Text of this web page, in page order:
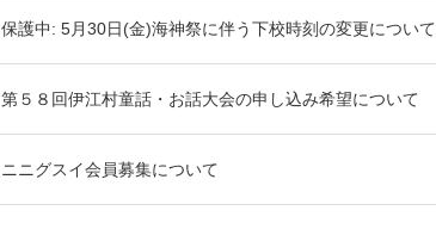
保護中: 5月30日(金)海神祭に伴う下校時刻の変更について
第５８回伊江村童話・お話大会の申し込み希望について
ニニグスイ会員募集について